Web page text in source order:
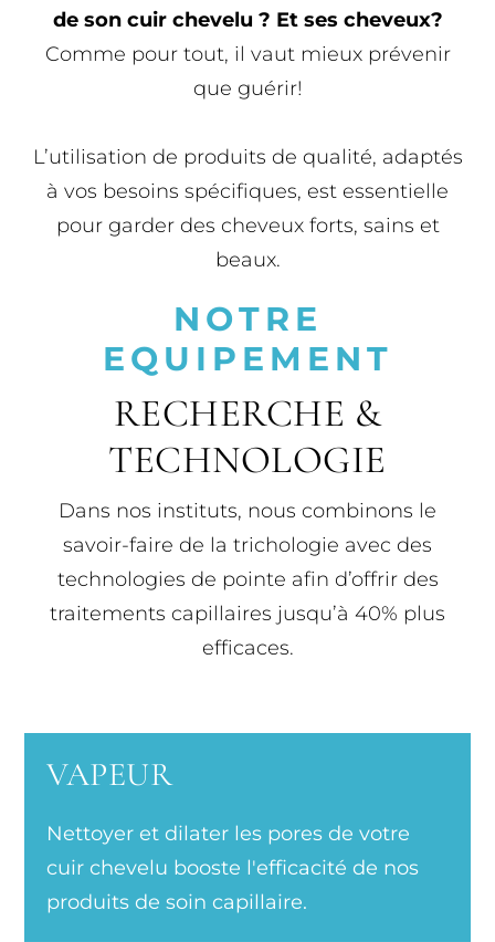
de son cuir chevelu ? Et ses cheveux?
Comme pour tout, il vaut mieux prévenir
que guérir!
L’utilisation de produits de qualité, adaptés
à vos besoins spécifiques, est essentielle
pour garder des cheveux forts, sains et
beaux.
NOTRE
EQUIPEMENT
RECHERCHE &
TECHNOLOGIE
Dans nos instituts, nous combinons le
savoir-faire de la trichologie avec des
technologies de pointe afin d’offrir des
traitements capillaires jusqu’à 40% plus
efficaces.
VAPEUR
Nettoyer et dilater les pores de votre
cuir chevelu booste l'efficacité de nos
produits de soin capillaire.